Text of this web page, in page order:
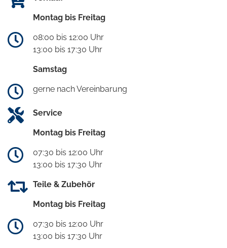
Montag bis Freitag
08:00 bis 12:00 Uhr
13:00 bis 17:30 Uhr
Samstag
gerne nach Vereinbarung
Service
Montag bis Freitag
07:30 bis 12:00 Uhr
13:00 bis 17:30 Uhr
Teile & Zubehör
Montag bis Freitag
07:30 bis 12:00 Uhr
13:00 bis 17:30 Uhr